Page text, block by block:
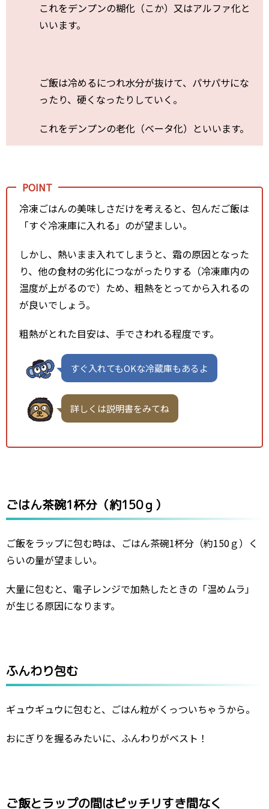
これをデンプンの糊化（こか）又はアルファ化と
いいます。
ご飯は冷めるにつれ水分が抜けて、パサパサにな
ったり、硬くなったりしていく。
これをデンプンの老化（ベータ化）といいます。
冷凍ごはんの美味しさだけを考えると、包んだご飯は
「すぐ冷凍庫に入れる」のが望ましい。
しかし、熱いまま入れてしまうと、霜の原因となった
り、他の食材の劣化につながったりする（冷凍庫内の
温度が上がるので）ため、粗熱をとってから入れるの
が良いでしょう。
粗熱がとれた目安は、手でさわれる程度です。
すぐ入れてもOKな冷蔵庫もあるよ
詳しくは説明書をみてね
ごはん茶碗1杯分（約150ｇ）
ご飯をラップに包む時は、ごはん茶碗1杯分（約150ｇ）く
らいの量が望ましい。
大量に包むと、電子レンジで加熱したときの「温めムラ」
が生じる原因になります。
ふんわり包む
ギュウギュウに包むと、ごはん粒がくっついちゃうから。
おにぎりを握るみたいに、ふんわりがベスト！
ご飯とラップの間はピッチリすき間なく